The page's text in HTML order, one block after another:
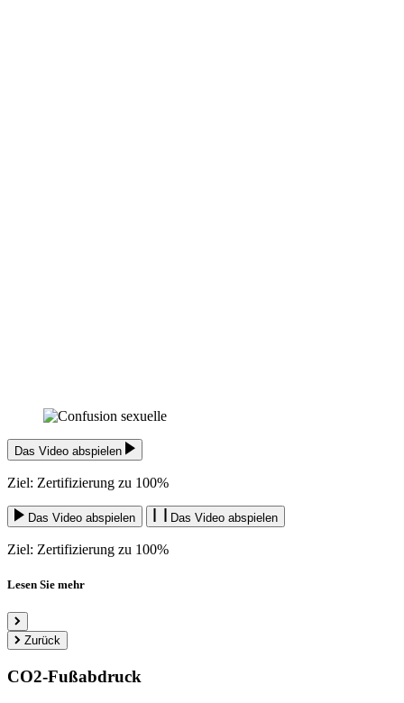
Das Video abspielen
Ziel: Zertifizierung zu 100%
Das Video abspielen Das Video abspielen
Ziel: Zertifizierung zu 100%
Lesen Sie mehr
Zurück
CO2-Fußabdruck